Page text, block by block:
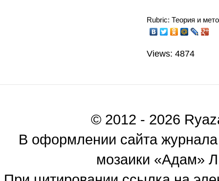
Rubric: Теория и
Views: 4874
© 2012 - 2026
В оформлении сайта
мозаики «Адам»